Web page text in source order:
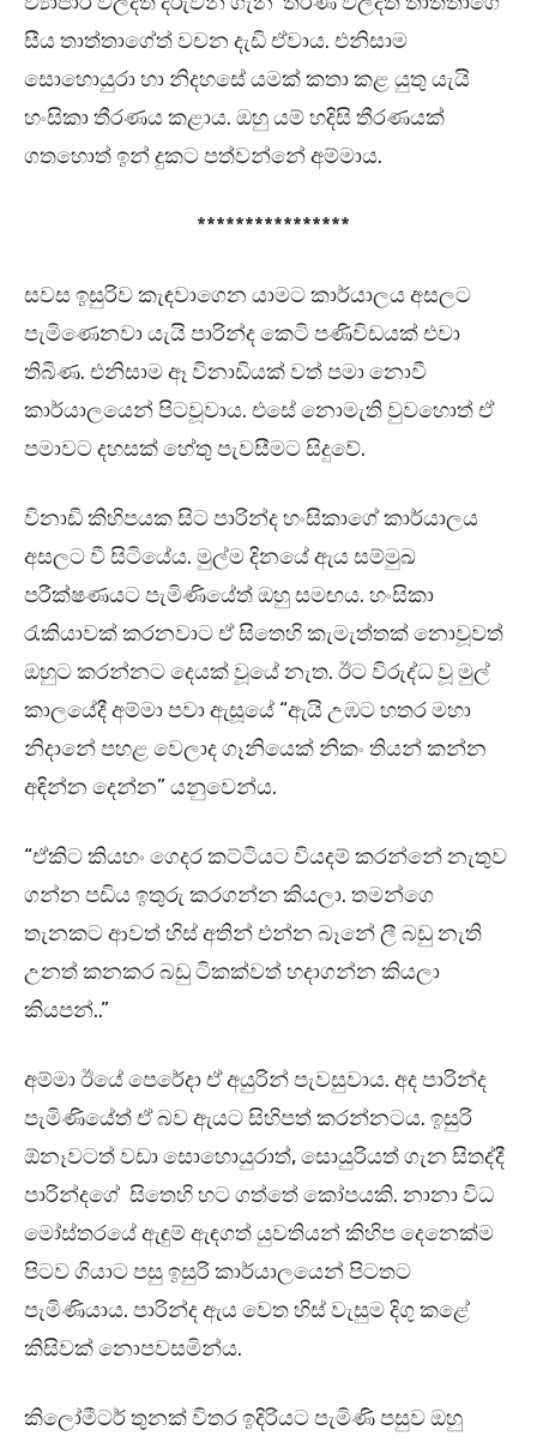
සීය තාත්තාගේත් වචන දැඩි ඒවාය. එනිසාම
සොහොයුරා හා නිදහසේ යමක් කතා කළ යුතු යැයි
හංසිකා තීරණය කළාය. ඔහු යම් හදිසි තීරණයක්
ගතහොත් ඉන් දුකට පත්වන්නේ අම්මාය.
****************
සවස ඉසුරිව කැඳවාගෙන යාමට කාර්යාලය අසලට
පැමිණෙනවා යැයි පාරින්ද කෙටි පණිවිඩයක් එවා
තිබිණ. එනිසාම ඈ විනාඩියක් වත් පමා නොවී
කාර්යාලයෙන් පිටවූවාය. එසේ නොමැති වුවහොත් ඒ
පමාවට දහසක් හේතු පැවසීමට සිදුවේ.
විනාඩි කිහිපයක සිට පාරින්ද හංසිකාගේ කාර්යාලය
අසලට වී සිටියේය. මුල්ම දිනයේ ඇය සම්මුඛ
පරීක්ෂණයට පැමිණියේත් ඔහු සමඟය. හංසිකා
රැකියාවක් කරනවාට ඒ සිතෙහි කැමැත්තක් නොවූවත්
ඔහුට කරන්නට දෙයක් වූයේ නැත. ඊට විරුද්ධ වූ මුල්
කාලයේදී අම්මා පවා ඇසූයේ “ඇයි උඹට හතර මහා
නිදානේ පහළ වෙලාද ගෑනියෙක් නිකං තියන් කන්න
අඳින්න දෙන්න” යනුවෙන්ය.
“ඒකිට කියහං ගෙදර කට්ටියට වියදම් කරන්නේ නැතුව
ගන්න පඩිය ඉතුරු කරගන්න කියලා. තමන්ගෙ
තැනකට ආවත් හිස් අතින් එන්න බෑනේ ලී බඩු නැති
උනත් කනකර බඩු ටිකක්වත් හදාගන්න කියලා
කියපන්..”
අම්මා ඊයේ පෙරේදා ඒ අයුරින් පැවසුවාය. අද පාරින්ද
පැමිණියේත් ඒ බව ඇයට සිහිපත් කරන්නටය. ඉසුරි
ඕනෑවටත් වඩා සොහොයුරාත්, සොයුරියත් ගැන සිතද්දී
පාරින්දගේ සිතෙහි හට ගත්තේ කෝපයකි. නානා විධ
මෝස්තරයේ ඇඳුම් ඇඳගත් යුවතියන් කිහිප දෙනෙක්ම
පිටව ගියාට පසු ඉසුරි කාර්යාලයෙන් පිටතට
පැමිණියාය. පාරින්ද ඇය වෙත හිස් වැසුම දිගු කළේ
කිසිවක් නොපවසමින්ය.
කිලෝමීටර් තුනක් විතර ඉදිරියට පැමිණි පසුව ඔහු